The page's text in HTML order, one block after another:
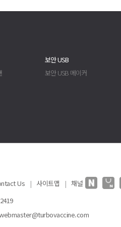
보안 USB
보안 USB 메이커
Us | 사이트맵 | 채널